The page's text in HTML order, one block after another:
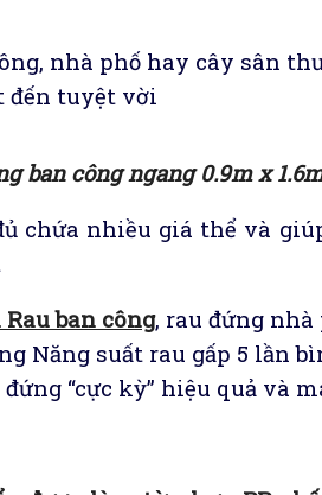
nhà phố hay cây sân
đến tuyệt vời
ban công ngang 0.9m x
chứa nhiều giá thể và
ban công, rau đứng
Năng suất rau gấp 5 lần
“cực kỳ” hiệu quả và